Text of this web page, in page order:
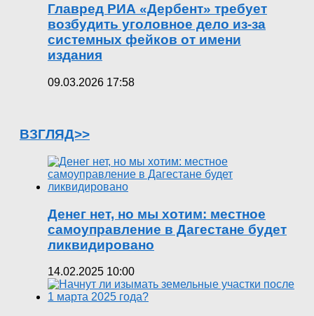
Главред РИА «Дербент» требует
возбудить уголовное дело из-за
системных фейков от имени
издания
09.03.2026 17:58
ВЗГЛЯД>>
Денег нет, но мы хотим: местное
самоуправление в Дагестане будет
ликвидировано
14.02.2025 10:00